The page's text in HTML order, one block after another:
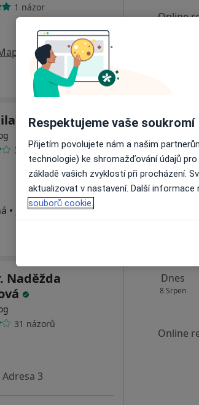
1 názor
Online
Kohanová
39 názorů
• Mapa
Dnes
Online
Naděžda
31 názorů
Adresa 3
Dnes
8 Srpen
Online
Respektujeme vaše soukromí
Přijetím povolujete nám a našim
technologie) ke shromažďování údajů
základě vašich zvyklostí při procházení.
aktualizovat v nastavení. Další informace
souborů cookie.